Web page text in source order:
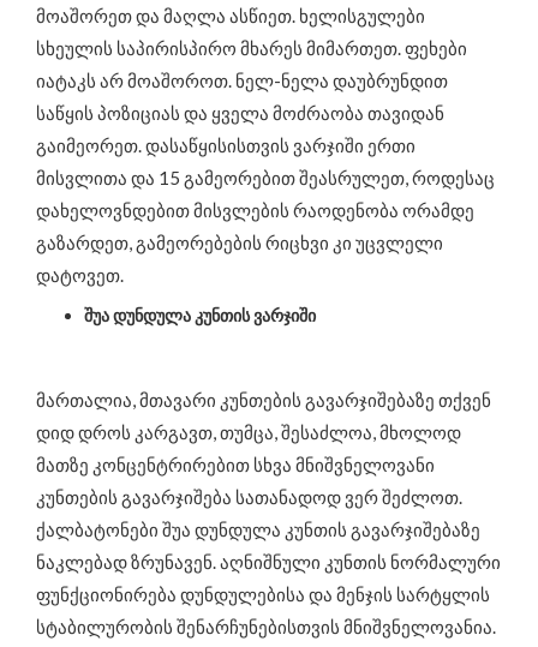
მოაშორეთ და მაღლა ასწიეთ. ხელისგულები
სხეულის საპირისპირო მხარეს მიმართეთ. ფეხები
იატაკს არ მოაშოროთ. ნელ-ნელა დაუბრუნდით
საწყის პოზიციას და ყველა მოძრაობა თავიდან
გაიმეორეთ. დასაწყისისთვის ვარჯიში ერთი
მისვლითა და 15 გამეორებით შეასრულეთ, როდესაც
დახელოვნდებით მისვლების რაოდენობა ორამდე
გაზარდეთ, გამეორებების რიცხვი კი უცვლელი
დატოვეთ.
შუა დუნდულა კუნთის ვარჯიში
მართალია, მთავარი კუნთების გავარჯიშებაზე თქვენ
დიდ დროს კარგავთ, თუმცა, შესაძლოა, მხოლოდ
მათზე კონცენტრირებით სხვა მნიშვნელოვანი
კუნთების გავარჯიშება სათანადოდ ვერ შეძლოთ.
ქალბატონები შუა დუნდულა კუნთის გავარჯიშებაზე
ნაკლებად ზრუნავენ. აღნიშნული კუნთის ნორმალური
ფუნქციონირება დუნდულებისა და მენჯის სარტყლის
სტაბილურობის შენარჩუნებისთვის მნიშვნელოვანია.